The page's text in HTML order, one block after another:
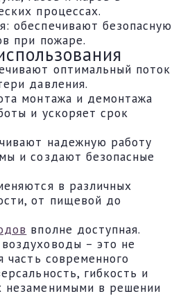
процессах.
обеспечивают безопасную
при пожаре.
оптимальный поток
давления.
монтажа и демонтажа
и ускоряет срок
надежную работу
и создают безопасные
в различных
от пищевой до
вполне доступная.
– это не
часть современного
гибкость и
незаменимыми в решении